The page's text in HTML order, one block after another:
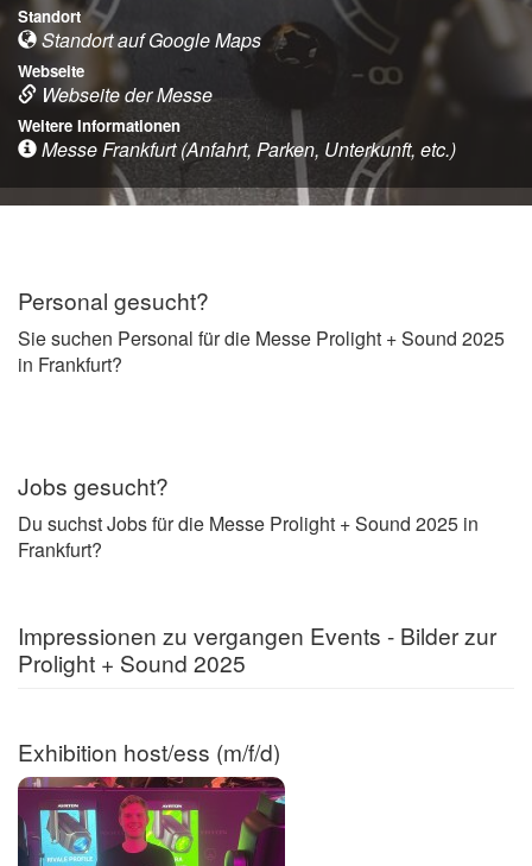
Standort
Standort auf Google Maps
Webseite
Webseite der Messe
Weitere Informationen
Messe Frankfurt (Anfahrt, Parken, Unterkunft, etc.)
Personal gesucht?
Sie suchen Personal für die Messe Prolight + Sound 2025
in Frankfurt?
Jobs gesucht?
Du suchst Jobs für die Messe Prolight + Sound 2025 in
Frankfurt?
Impressionen zu vergangen Events - Bilder zur
Prolight + Sound 2025
Exhibition host/ess (m/f/d)